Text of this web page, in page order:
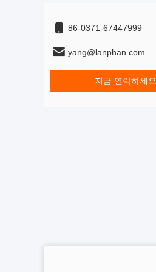
86-0371-67447999
yang@lanphan.com
지금 연락하세요